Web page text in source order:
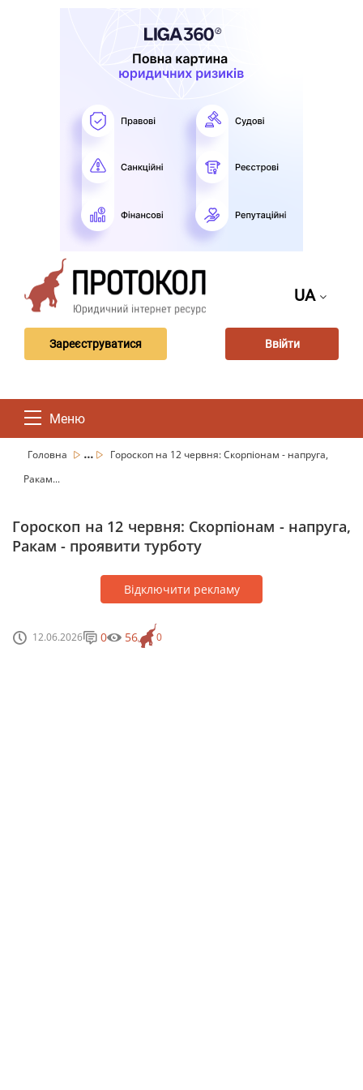
UA
Зареєструватися Ввійти
Меню
Головна ...
Гороскоп на 12 червня: Скорпіонам - напруга,
Ракам...
Гороскоп на 12 червня: Скорпіонам - напруга,
Ракам - проявити турботу
Відключити рекламу
12.06.2026 0
0 56